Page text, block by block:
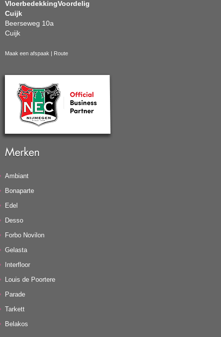
VloerbedekkingVoordelig
Cuijk
Beerseweg 10a
Cuijk
Maak een afspaak Route
Merken
Ambiant
Bonaparte
Edel
Desso
Forbo Novilon
Gelasta
Interfloor
Louis de Poortere
Parade
Tarkett
Belakos